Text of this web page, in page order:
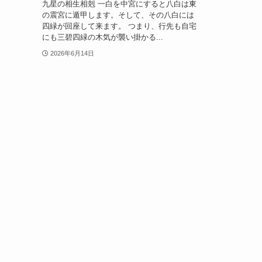
九星の相生相剋 一白を中宮にすると八白は東
の震宮に遁甲します。そして、その八白には
四緑が回座して来ます。 つまり、行先も自宅
にも三碧四緑の木気が襲い掛かる...
2026年6月14日